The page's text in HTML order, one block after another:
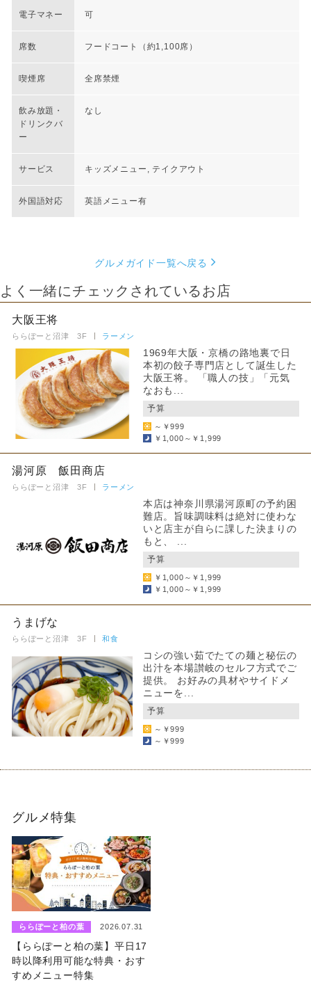
電子マネー 可
席数 フードコート（約1,100席）
喫煙席 全席禁煙
飲み放題・
ドリンクバ
ー
なし
サービス キッズメニュー, テイクアウト
外国語対応 英語メニュー有
グルメガイド一覧へ戻る
よく一緒にチェックされているお店
大阪王将
ららぽーと沼津 3F ラーメン
1969年大阪・京橋の路地裏で日
本初の餃子専門店として誕生した
大阪王将。 「職人の技」「元気
なおも...
予算
～￥999
￥1,000～￥1,999
湯河原 飯田商店
ららぽーと沼津 3F ラーメン
本店は神奈川県湯河原町の予約困
難店。旨味調味料は絶対に使わな
いと店主が自らに課した決まりの
もと、 ...
予算
￥1,000～￥1,999
￥1,000～￥1,999
うまげな
ららぽーと沼津 3F 和食
コシの強い茹でたての麺と秘伝の
出汁を本場讃岐のセルフ方式でご
提供。 お好みの具材やサイドメ
ニューを...
予算
～￥999
～￥999
グルメ特集
ららぽーと柏の葉 2026.07.31
【ららぽーと柏の葉】平日17
時以降利用可能な特典・おす
すめメニュー特集